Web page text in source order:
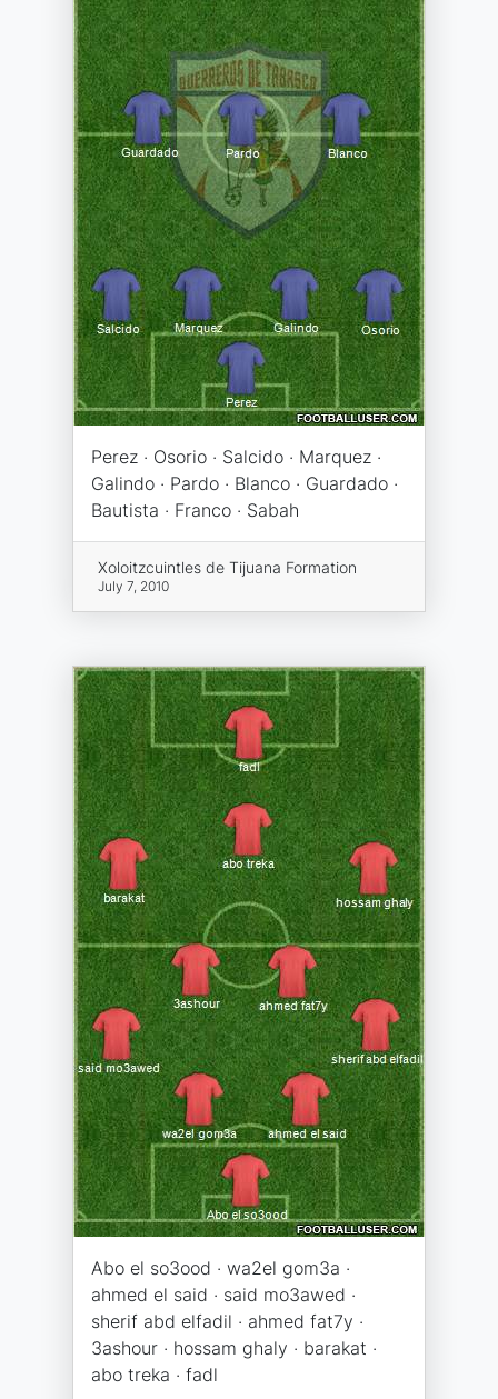
Perez · Osorio · Salcido · Marquez ·
Galindo · Pardo · Blanco · Guardado ·
Bautista · Franco · Sabah
Xoloitzcuintles de Tijuana Formation
July 7, 2010
Abo el so3ood · wa2el gom3a ·
ahmed el said · said mo3awed ·
sherif abd elfadil · ahmed fat7y ·
3ashour · hossam ghaly · barakat ·
abo treka · fadl